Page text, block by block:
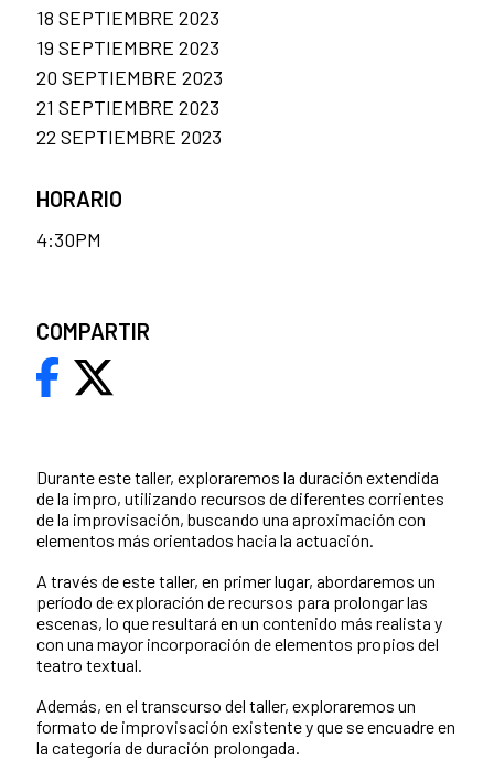
Durante este taller, exploraremos la duración extendida
de la impro, utilizando recursos de diferentes corrientes
de la improvisación, buscando una aproximación con
elementos más orientados hacia la actuación.
A través de este taller, en primer lugar, abordaremos un
período de exploración de recursos para prolongar las
escenas, lo que resultará en un contenido más realista y
con una mayor incorporación de elementos propios del
teatro textual.
Además, en el transcurso del taller, exploraremos un
formato de improvisación existente y que se encuadre en
la categoría de duración prolongada.
18 SEPTIEMBRE 2023
19 SEPTIEMBRE 2023
20 SEPTIEMBRE 2023
21 SEPTIEMBRE 2023
22 SEPTIEMBRE 2023
HORARIO
4:30PM
COMPARTIR